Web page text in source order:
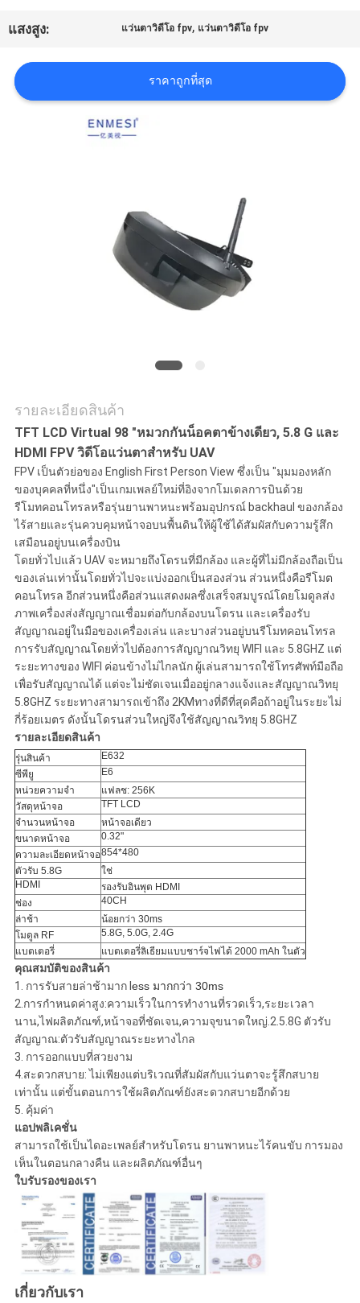
ขอ
ใบ
เสนอ
ความ
เป็น
ส่วน
ตัว
แสงสูง: แว่นตาวิดีโอ fpv, แว่นตาวิดีโอ fpv
ราคาถูกที่สุด
รายละเอียดสินค้า
TFT LCD Virtual 98 "หมวกกันน็อคตาข้างเดียว, 5.8 G และ
HDMI FPV วิดีโอแว่นตาสำหรับ UAV
FPV เป็นตัวย่อของ English First Person View ซึ่งเป็น "มุมมองหลัก
ของบุคคลที่หนึ่ง"เป็นเกมเพลย์ใหม่ที่อิงจากโมเดลการบินด้วย
รีโมทคอนโทรลหรือรุ่นยานพาหนะพร้อมอุปกรณ์ backhaul ของกล้อง
ไร้สายและรุ่นควบคุมหน้าจอบนพื้นดินให้ผู้ใช้ได้สัมผัสกับความรู้สึก
เสมือนอยู่บนเครื่องบิน
โดยทั่วไปแล้ว UAV จะหมายถึงโดรนที่มีกล้อง และผู้ที่ไม่มีกล้องถือเป็น
ของเล่นเท่านั้นโดยทั่วไปจะแบ่งออกเป็นสองส่วน ส่วนหนึ่งคือรีโมต
คอนโทรล อีกส่วนหนึ่งคือส่วนแสดงผลซึ่งเสร็จสมบูรณ์โดยโมดูลส่ง
ภาพเครื่องส่งสัญญาณเชื่อมต่อกับกล้องบนโดรน และเครื่องรับ
สัญญาณอยู่ในมือของเครื่องเล่น และบางส่วนอยู่บนรีโมทคอนโทรล
การรับสัญญาณโดยทั่วไปต้องการสัญญาณวิทยุ WIFI และ 5.8GHZ แต่
ระยะทางของ WIFI ค่อนข้างไม่ไกลนัก ผู้เล่นสามารถใช้โทรศัพท์มือถือ
เพื่อรับสัญญาณได้ แต่จะไม่ชัดเจนเมื่ออยู่กลางแจ้งและสัญญาณวิทยุ
5.8GHZ ระยะทางสามารถเข้าถึง 2KMทางที่ดีที่สุดคือถ้าอยู่ในระยะไม่
กี่ร้อยเมตร ดังนั้นโดรนส่วนใหญ่จึงใช้สัญญาณวิทยุ 5.8GHZ
รายละเอียดสินค้า
รุ่นสินค้า
E632
ซีพียู
E6
หน่วยความจำ
แฟลช: 256K
วัสดุหน้าจอ
TFT LCD
จำนวนหน้าจอ
หน้าจอเดียว
ขนาดหน้าจอ
0.32"
ความละเอียดหน้าจอ854*480
ตัวรับ 5.8G
ใช่
HDMI
รองรับอินพุต HDMI
ช่อง
40CH
ล่าช้า
น้อยกว่า 30ms
โมดูล RF
5.8G, 5.0G, 2.4G
แบตเตอรี่
แบตเตอรี่ลิเธียมแบบชาร์จไฟได้ 2000 mAh ในตัว
คุณสมบัติของสินค้า
1. การรับสายล่าช้ามาก l ess มากกว่า 30ms
2.การกำหนดค่าสูง:ความเร็วในการทำงานที่รวดเร็ว,ระยะเวลา
นาน,ไฟผลิตภัณฑ์,หน้าจอที่ชัดเจน,ความจุขนาดใหญ่.2.5.8G ตัวรับ
สัญญาณ:ตัวรับสัญญาณระยะทางไกล
3. การออกแบบที่สวยงาม
4.สะดวกสบาย: ไม่เพียงแต่บริเวณที่สัมผัสกับแว่นตาจะรู้สึกสบาย
เท่านั้น แต่ขั้นตอนการใช้ผลิตภัณฑ์ยังสะดวกสบายอีกด้วย
5. คุ้มค่า
แอปพลิเคชั่น
สามารถใช้เป็นไดอะเพลย์สำหรับโดรน ยานพาหนะไร้คนขับ การมอง
เห็นในตอนกลางคืน และผลิตภัณฑ์อื่นๆ
ใบรับรองของเรา
เกี่ยวกับเรา